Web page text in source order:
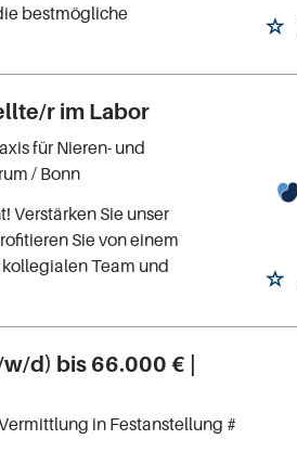
bestmögliche
r im Labor
für Nieren- und
/ Bonn
Verstärken Sie unser
Sie von einem
Team und
d) bis 66.000 € |
in Festanstellung #